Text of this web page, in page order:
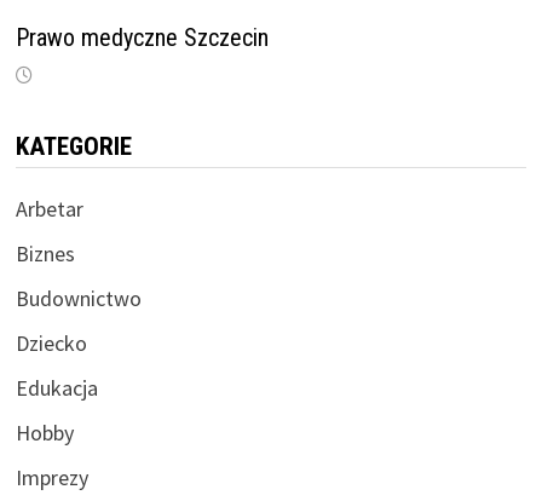
Prawo medyczne Szczecin
KATEGORIE
Arbetar
Biznes
Budownictwo
Dziecko
Edukacja
Hobby
Imprezy